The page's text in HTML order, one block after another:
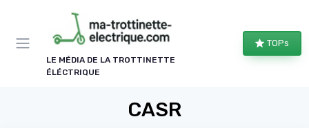
LE MÉDIA DE LA TROTTINETTE
ÉLÉCTRIQUE
TOPs
CASR